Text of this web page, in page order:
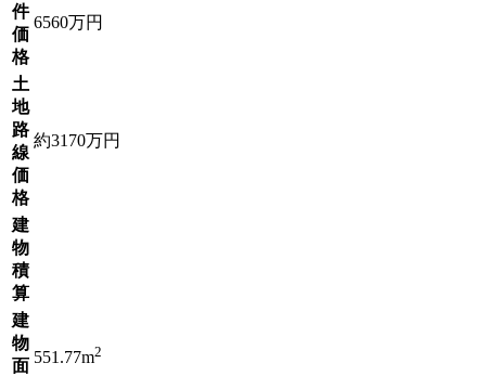
件
価
格
6560万円
土
地
路
線
価
格
約3170万円
建
物
積
算
建
物
面 551.77m2